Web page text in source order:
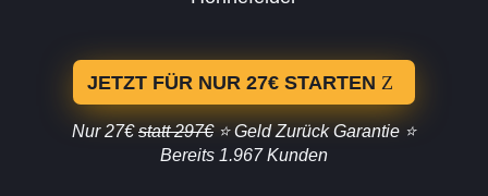
JETZT FÜR NUR 27€ STARTEN
Nur 27€statt 297€⭐️ Geld Zurück Garantie ⭐️
Bereits 1.967 Kunden